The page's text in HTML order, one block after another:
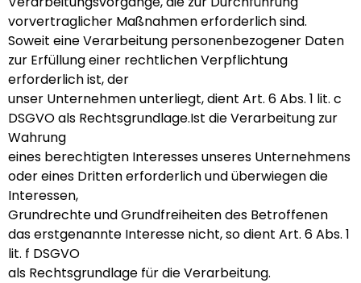
vorvertraglicher Maßnahmen erforderlich sind.
Soweit eine Verarbeitung personenbezogener Daten
zur Erfüllung einer rechtlichen Verpflichtung
erforderlich ist, der
unser Unternehmen unterliegt, dient Art. 6 Abs. 1 lit. c
DSGVO als Rechtsgrundlage.Ist die Verarbeitung zur
Wahrung
eines berechtigten Interesses unseres Unternehmens
oder eines Dritten erforderlich und überwiegen die
Interessen,
Grundrechte und Grundfreiheiten des Betroffenen
das erstgenannte Interesse nicht, so dient Art. 6 Abs. 1
lit. f DSGVO
als Rechtsgrundlage für die Verarbeitung.